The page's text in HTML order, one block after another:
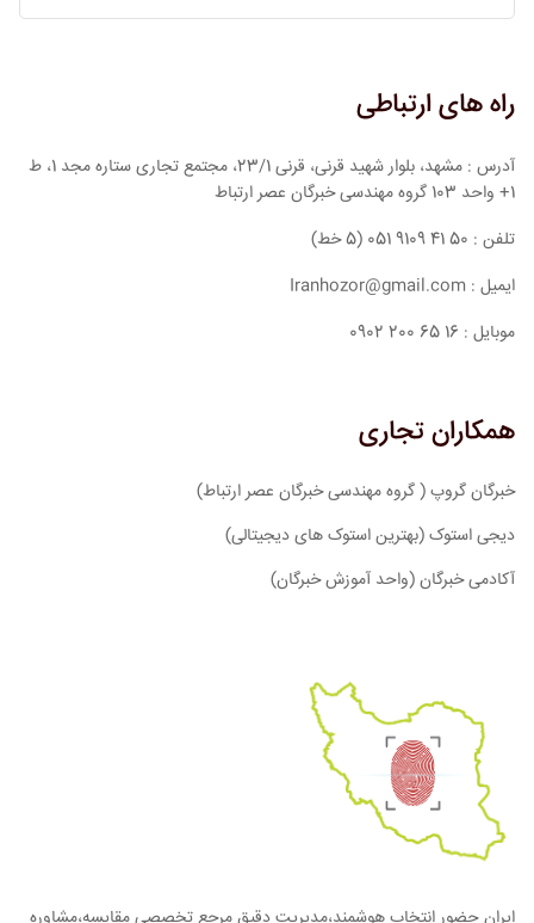
راه های ارتباطی
آدرس : مشهد، بلوار شهید قرنی، قرنی 23/1، مجتمع تجاری ستاره مجد 1، ط
1+ واحد 103 گروه مهندسی خبرگان عصر ارتباط
تلفن : 50 41 9109 051 (5 خط)
ایمیل : Iranhozor@gmail.com
موبایل : 16 65 200 0902
همکاران تجاری
خبرگان گروپ ( گروه مهندسی خبرگان عصر ارتباط)
دیجی استوک (بهترین استوک های دیجیتالی)
آکادمی خبرگان (واحد آموزش خبرگان)